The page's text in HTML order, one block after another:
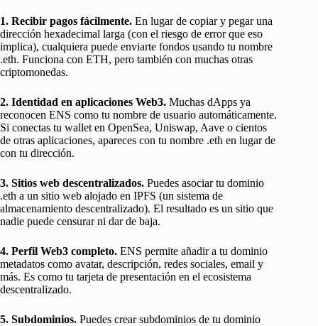
1. Recibir pagos fácilmente. En lugar de copiar y pegar una
dirección hexadecimal larga (con el riesgo de error que eso
implica), cualquiera puede enviarte fondos usando tu nombre
.eth. Funciona con ETH, pero también con muchas otras
criptomonedas.
2. Identidad en aplicaciones Web3. Muchas dApps ya
reconocen ENS como tu nombre de usuario automáticamente.
Si conectas tu wallet en OpenSea, Uniswap, Aave o cientos
de otras aplicaciones, apareces con tu nombre .eth en lugar de
con tu dirección.
3. Sitios web descentralizados. Puedes asociar tu dominio
.eth a un sitio web alojado en IPFS (un sistema de
almacenamiento descentralizado). El resultado es un sitio que
nadie puede censurar ni dar de baja.
4. Perfil Web3 completo. ENS permite añadir a tu dominio
metadatos como avatar, descripción, redes sociales, email y
más. Es como tu tarjeta de presentación en el ecosistema
descentralizado.
5. Subdominios. Puedes crear subdominios de tu dominio